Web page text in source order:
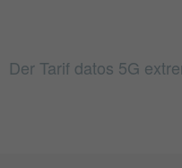
Der Tarif datos 5G